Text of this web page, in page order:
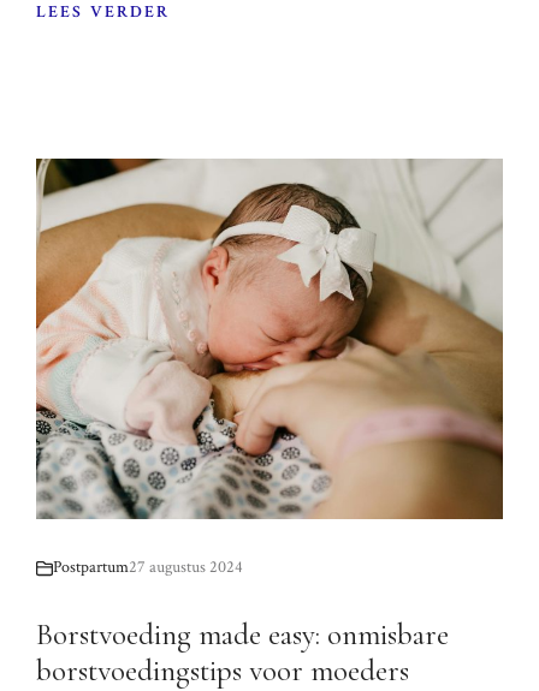
LEES VERDER
Postpartum27 augustus 2024
Borstvoeding made easy: onmisbare
borstvoedingstips voor moeders